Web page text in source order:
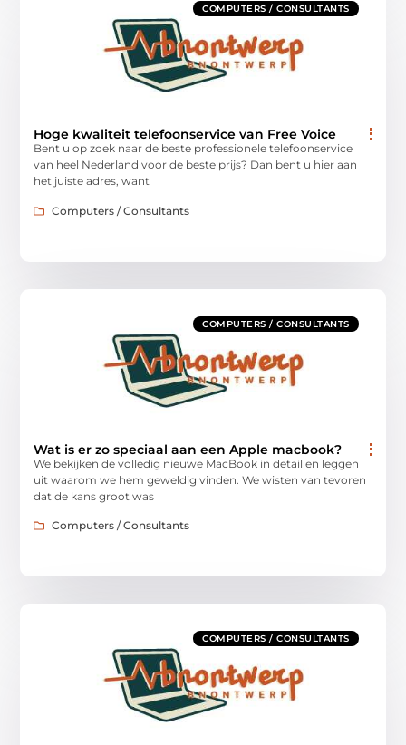
COMPUTERS / CONSULTANTS
Hoge kwaliteit telefoonservice van Free Voice
Bent u op zoek naar de beste professionele telefoonservice
van heel Nederland voor de beste prijs? Dan bent u hier aan
het juiste adres, want
Computers / Consultants
COMPUTERS / CONSULTANTS
Wat is er zo speciaal aan een Apple macbook?
We bekijken de volledig nieuwe MacBook in detail en leggen
uit waarom we hem geweldig vinden. We wisten van tevoren
dat de kans groot was
Computers / Consultants
COMPUTERS / CONSULTANTS